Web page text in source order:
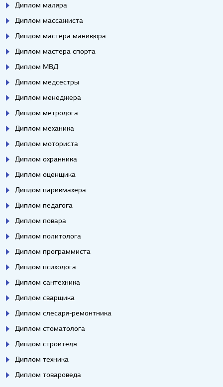
Диплом маляра
Диплом массажиста
Диплом мастера маникюра
Диплом мастера спорта
Диплом МВД
Диплом медсестры
Диплом менеджера
Диплом метролога
Диплом механика
Диплом моториста
Диплом охранника
Диплом оценщика
Диплом парикмахера
Диплом педагога
Диплом повара
Диплом политолога
Диплом программиста
Диплом психолога
Диплом сантехника
Диплом сварщика
Диплом слесаря-ремонтника
Диплом стоматолога
Диплом строителя
Диплом техника
Диплом товароведа